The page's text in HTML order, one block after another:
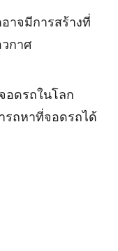
าจมีการสร้างที่
กาศ
อดรถในโลก
รถหาที่จอดรถได้